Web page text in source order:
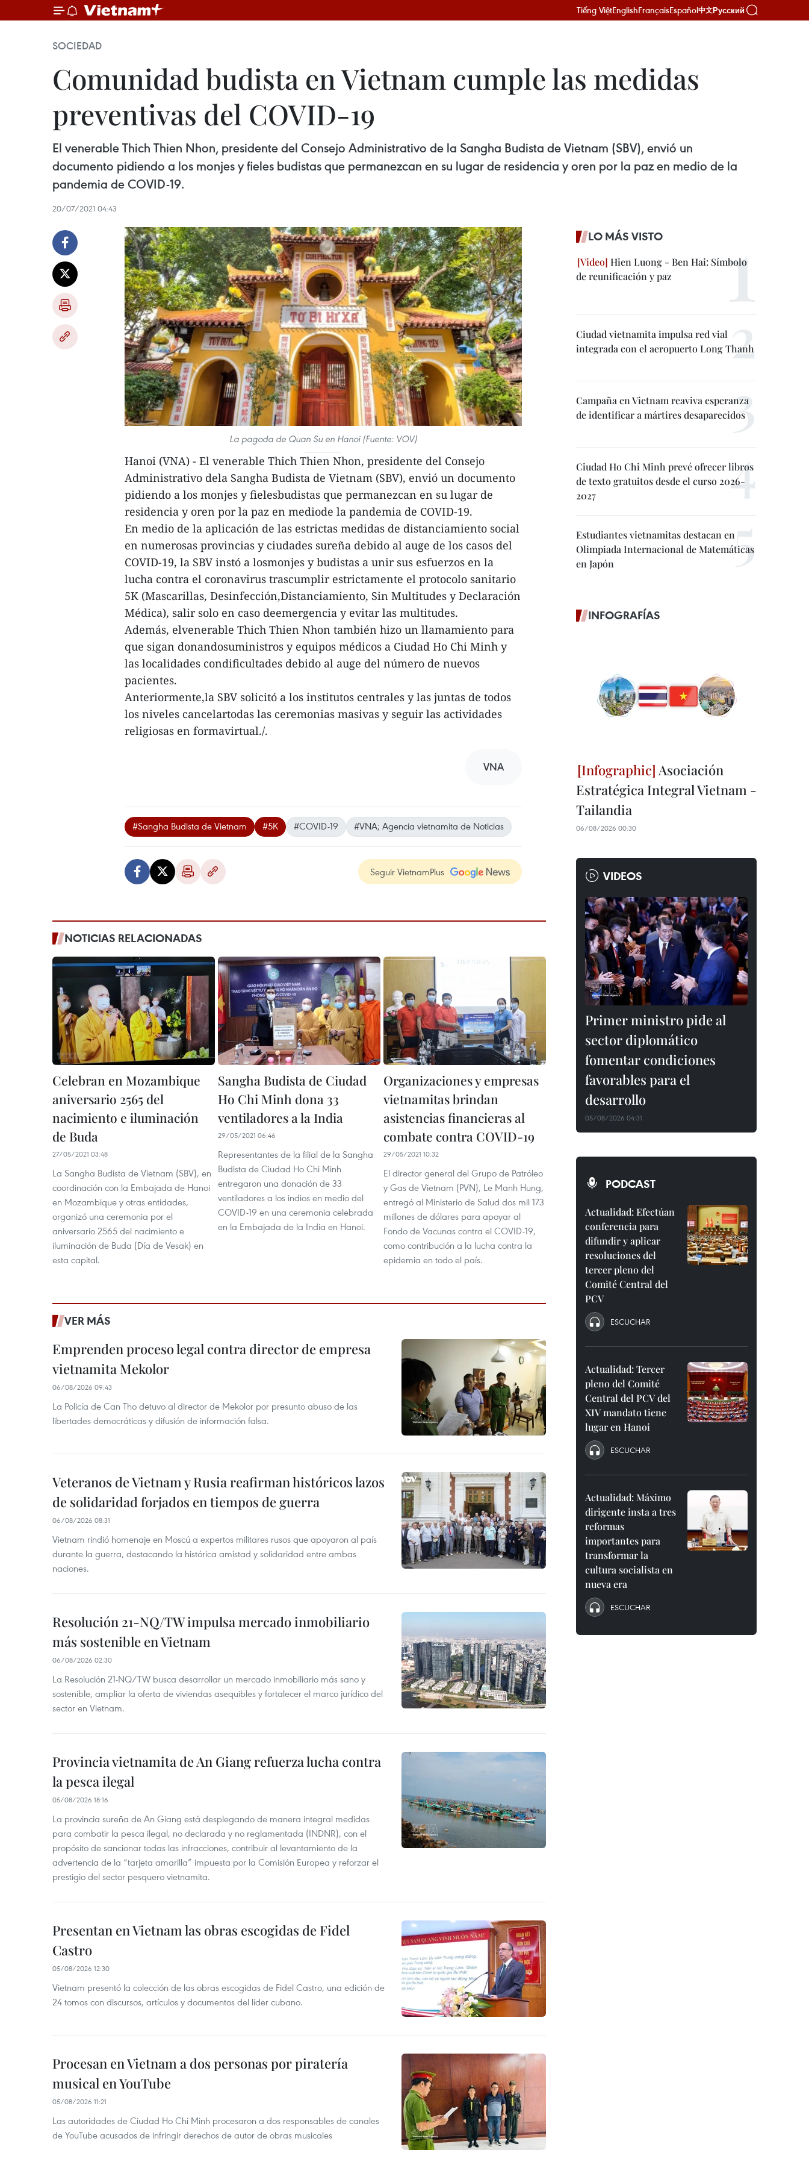
Tiếng ViệtEnglishFrançaisEspañol中文Русский
SOCIEDAD
Comunidad budista en Vietnam cumple las medidas
preventivas del COVID-19
El venerable Thich Thien Nhon, presidente del Consejo Administrativo de la Sangha Budista de Vietnam (SBV), envió un
documento pidiendo a los monjes y fieles budistas que permanezcan en su lugar de residencia y oren por la paz en medio de la
pandemia de COVID-19.
20/07/2021 04:43
La pagoda de Quan Su en Hanoi (Fuente: VOV)
Hanoi (VNA) - El venerable Thich Thien Nhon, presidente del Consejo
Administrativo dela Sangha Budista de Vietnam (SBV), envió un documento
pidiendo a los monjes y fielesbudistas que permanezcan en su lugar de
residencia y oren por la paz en mediode la pandemia de COVID-19.
En medio de la aplicación de las estrictas medidas de distanciamiento social
en numerosas provincias y ciudades sureña debido al auge de los casos del
COVID-19, la SBV instó a losmonjes y budistas a unir sus esfuerzos en la
lucha contra el coronavirus trascumplir estrictamente el protocolo sanitario
5K (Mascarillas, Desinfección,Distanciamiento, Sin Multitudes y Declaración
Médica), salir solo en caso deemergencia y evitar las multitudes.
Además, elvenerable Thich Thien Nhon también hizo un llamamiento para
que sigan donandosuministros y equipos médicos a Ciudad Ho Chi Minh y
las localidades condificultades debido al auge del número de nuevos
pacientes.
Anteriormente,la SBV solicitó a los institutos centrales y las juntas de todos
los niveles cancelartodas las ceremonias masivas y seguir las actividades
religiosas en formavirtual./.
VNA
#Sangha Budista de Vietnam #5K #COVID-19 #VNA; Agencia vietnamita de Noticias
Seguir VietnamPlus
NOTICIAS RELACIONADAS
Celebran en Mozambique
aniversario 2565 del
nacimiento e iluminación
de Buda
27/05/2021 03:48
La Sangha Budista de Vietnam (SBV), en
coordinación con la Embajada de Hanoi
en Mozambique y otras entidades,
organizó una ceremonia por el
aniversario 2565 del nacimiento e
iluminación de Buda (Día de Vesak) en
esta capital.
Sangha Budista de Ciudad
Ho Chi Minh dona 33
ventiladores a la India
29/05/2021 06:46
Representantes de la filial de la Sangha
Budista de Ciudad Ho Chi Minh
entregaron una donación de 33
ventiladores a los indios en medio del
COVID-19 en una ceremonia celebrada
en la Embajada de la India en Hanoi.
Organizaciones y empresas
vietnamitas brindan
asistencias financieras al
combate contra COVID-19
29/05/2021 10:32
El director general del Grupo de Patróleo
y Gas de Vietnam (PVN), Le Manh Hung,
entregó al Ministerio de Salud dos mil 173
millones de dólares para apoyar al
Fondo de Vacunas contra el COVID-19,
como contribución a la lucha contra la
epidemia en todo el país.
VER MÁS
Emprenden proceso legal contra director de empresa
vietnamita Mekolor
06/08/2026 09:43
La Policía de Can Tho detuvo al director de Mekolor por presunto abuso de las
libertades democráticas y difusión de información falsa.
Veteranos de Vietnam y Rusia reafirman históricos lazos
de solidaridad forjados en tiempos de guerra
06/08/2026 08:31
Vietnam rindió homenaje en Moscú a expertos militares rusos que apoyaron al país
durante la guerra, destacando la histórica amistad y solidaridad entre ambas
naciones.
Resolución 21-NQ/TW impulsa mercado inmobiliario
más sostenible en Vietnam
06/08/2026 02:30
La Resolución 21-NQ/TW busca desarrollar un mercado inmobiliario más sano y
sostenible, ampliar la oferta de viviendas asequibles y fortalecer el marco jurídico del
sector en Vietnam.
Provincia vietnamita de An Giang refuerza lucha contra
la pesca ilegal
05/08/2026 18:16
La provincia sureña de An Giang está desplegando de manera integral medidas
para combatir la pesca ilegal, no declarada y no reglamentada (INDNR), con el
propósito de sancionar todas las infracciones, contribuir al levantamiento de la
advertencia de la “tarjeta amarilla” impuesta por la Comisión Europea y reforzar el
prestigio del sector pesquero vietnamita.
Presentan en Vietnam las obras escogidas de Fidel
Castro
05/08/2026 12:30
Vietnam presentó la colección de las obras escogidas de Fidel Castro, una edición de
24 tomos con discursos, artículos y documentos del líder cubano.
Procesan en Vietnam a dos personas por piratería
musical en YouTube
05/08/2026 11:21
Las autoridades de Ciudad Ho Chi Minh procesaron a dos responsables de canales
de YouTube acusados de infringir derechos de autor de obras musicales
LO MÁS VISTO
Hien Luong - Ben Hai: Símbolo
de reunificación y paz
Ciudad vietnamita impulsa red vial
integrada con el aeropuerto Long Thanh
Campaña en Vietnam reaviva esperanza
de identificar a mártires desaparecidos
Ciudad Ho Chi Minh prevé ofrecer libros
de texto gratuitos desde el curso 2026-
2027
Estudiantes vietnamitas destacan en
Olimpiada Internacional de Matemáticas
en Japón
INFOGRAFÍAS
Asociación
Estratégica Integral Vietnam -
Tailandia
06/08/2026 00:30
VIDEOS
Primer ministro pide al
sector diplomático
fomentar condiciones
favorables para el
desarrollo
05/08/2026 04:31
PODCAST
Actualidad: Efectúan
conferencia para
difundir y aplicar
resoluciones del
tercer pleno del
Comité Central del
PCV
ESCUCHAR
Actualidad: Tercer
pleno del Comité
Central del PCV del
XIV mandato tiene
lugar en Hanoi
ESCUCHAR
Actualidad: Máximo
dirigente insta a tres
reformas
importantes para
transformar la
cultura socialista en
nueva era
ESCUCHAR